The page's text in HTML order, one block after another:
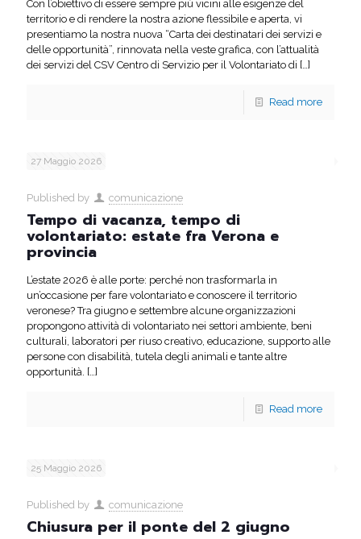
Con l’obiettivo di essere sempre più vicini alle esigenze del
territorio e di rendere la nostra azione flessibile e aperta, vi
presentiamo la nostra nuova “Carta dei destinatari dei servizi e
delle opportunità”, rinnovata nella veste grafica, con l’attualità
dei servizi del CSV Centro di Servizio per il Volontariato di […]
Read more
27 Maggio 2026
Published by comunicazione
Tempo di vacanza, tempo di
volontariato: estate fra Verona e
provincia
L’estate 2026 è alle porte: perché non trasformarla in
un’occasione per fare volontariato e conoscere il territorio
veronese? Tra giugno e settembre alcune organizzazioni
propongono attività di volontariato nei settori ambiente, beni
culturali, laboratori per riuso creativo, educazione, supporto alle
persone con disabilità, tutela degli animali e tante altre
opportunità. […]
Read more
25 Maggio 2026
Published by comunicazione
Chiusura per il ponte del 2 giugno